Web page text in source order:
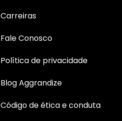
Carreiras
Fale Conosco
Política de privacidade
Blog Aggrandize
Código de ética e conduta